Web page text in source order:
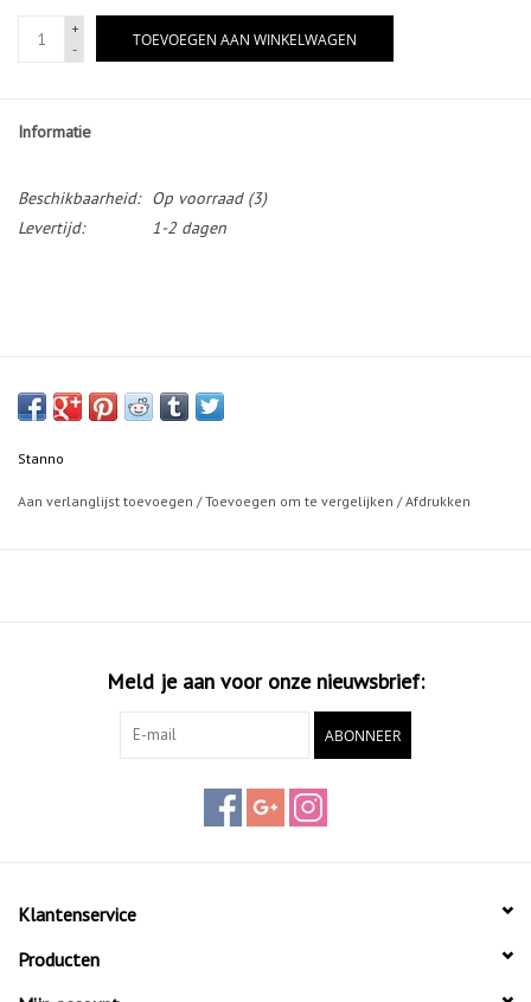
+
-
TOEVOEGEN AAN WINKELWAGEN
Informatie
Beschikbaarheid: Op voorraad(3)
Levertijd:
1-2 dagen
Stanno
Aan verlanglijst toevoegen /Toevoegen om te vergelijken /Afdrukken
Meld je aan voor onze nieuwsbrief:
ABONNEER
Klantenservice
Producten